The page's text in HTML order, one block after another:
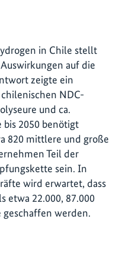
in Chile stellt
auf die
zeigte ein
NDC-
und ca.
bis 2050 benötigt
820 mittlere und große
Teil der
sein. In
wird erwartet, dass
etwa 22.000, 87.000
geschaffen werden.